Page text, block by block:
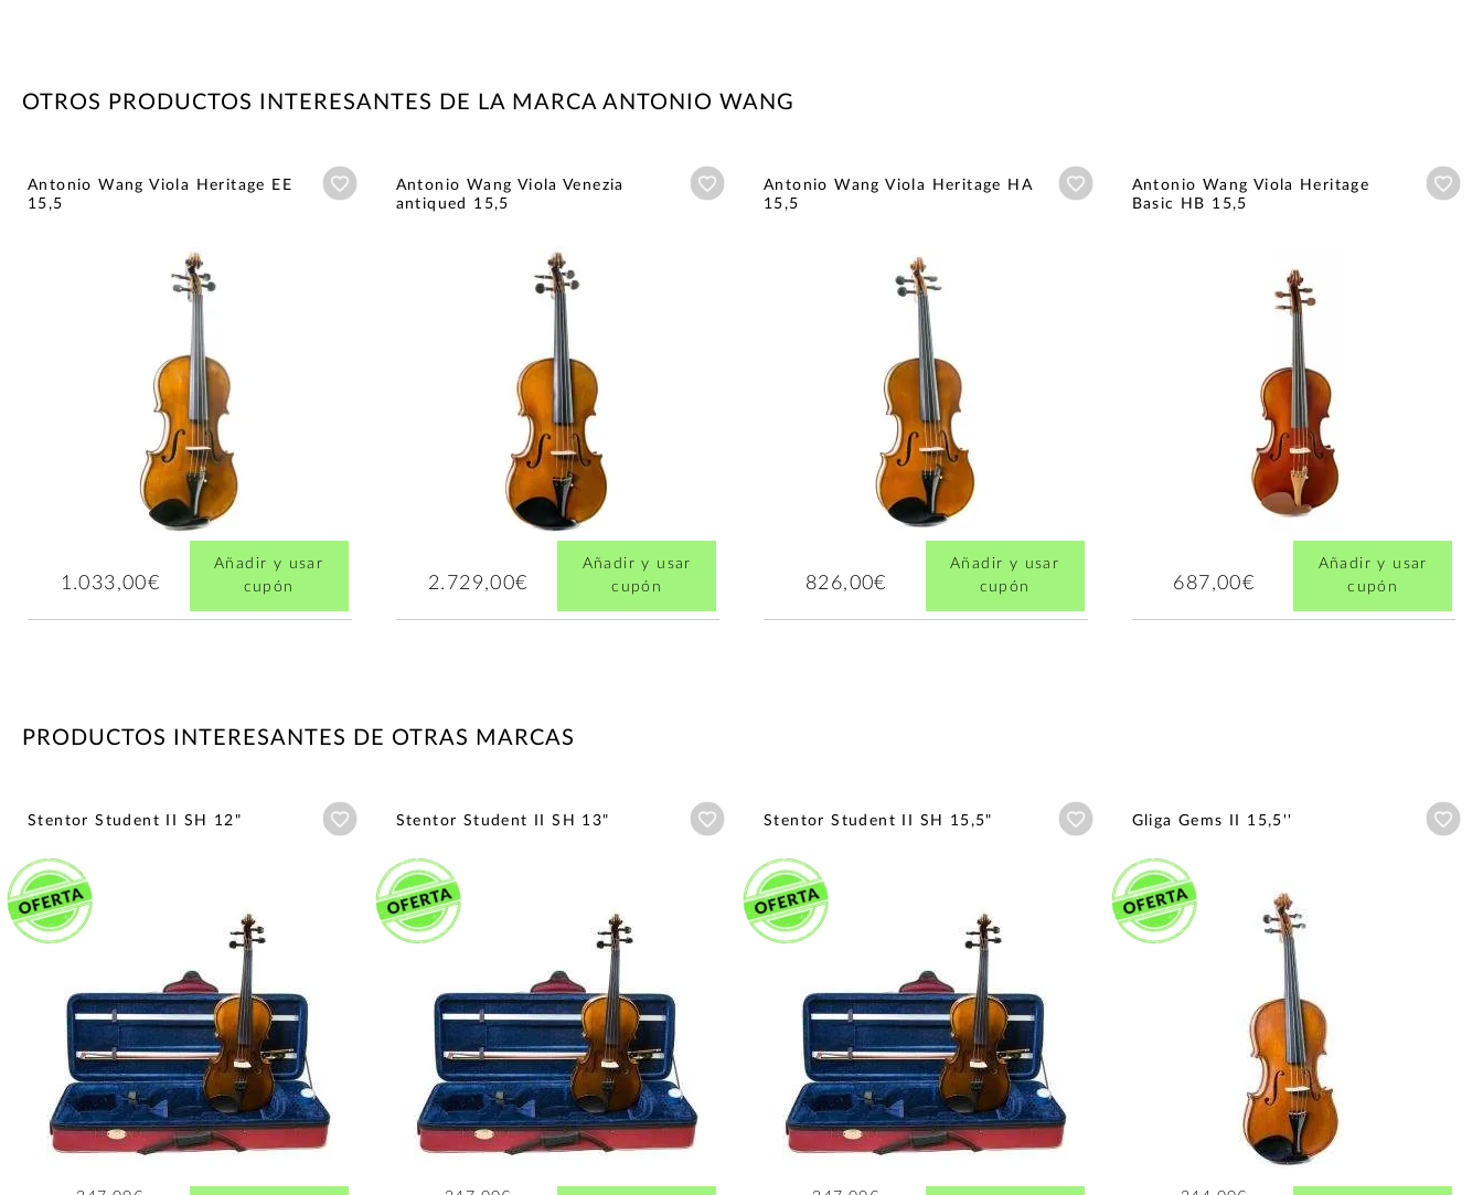
OTROS PRODUCTOS INTERESANTES DE LA MARCA ANTONIO WANG
Antonio Wang Viola Heritage EE
15,5
Añadir a wishlist
1.033,00€
Añadir y usar
cupón
Antonio Wang Viola Venezia
antiqued 15,5
Añadir a wishlist
2.729,00€
Añadir y usar
cupón
Antonio Wang Viola Heritage HA
15,5
Añadir a wishlist
826,00€
Añadir y usar
cupón
Antonio Wang Viola Heritage
Basic HB 15,5
687,00€
Añadir y usar
cupón
PRODUCTOS INTERESANTES DE OTRAS MARCAS
Stentor Student II SH 12" Añadir a wishlist
Stentor Student II SH 13" Añadir a wishlist
Stentor Student II SH 15,5" Añadir a wishlist
Gliga Gems II 15,5''